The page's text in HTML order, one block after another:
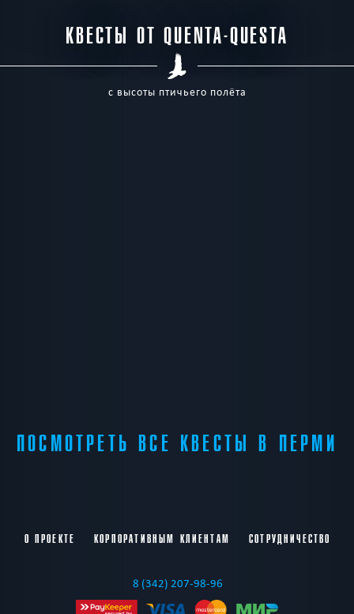
КВЕСТЫ ОТ QUENTA-QUESTA
с высоты птичьего полёта
ПОСМОТРЕТЬ ВСЕ КВЕСТЫ В ПЕРМИ
О ПРОЕКТЕ КОРПОРАТИВНЫМ КЛИЕНТАМ СОТРУДНИЧЕСТВО
8 (342) 207-98-96